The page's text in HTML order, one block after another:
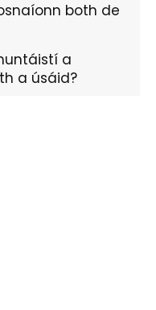
both de
a
a úsáid?